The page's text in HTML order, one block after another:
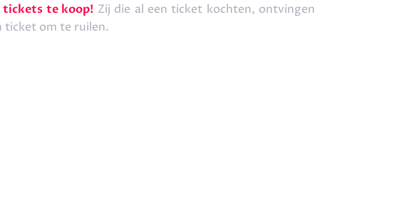
tickets te koop! Zij die al een ticket kochten, ontvingen
ticket om te ruilen.